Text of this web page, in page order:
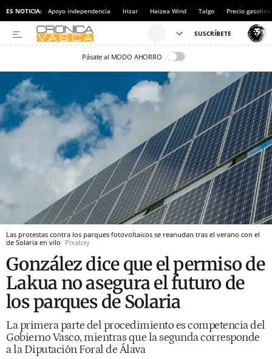
ES NOTICIA: Apoyo independencia Irizar Haizea Wind Talgo Precio gasolina
Pásate al MODO AHORRO
Las protestas contra los parques fotovoltaicos se reanudan tras el verano con el
de Solaria en vilo Pixabay
González dice que el permiso de
Lakua no asegura el futuro de
los parques de Solaria
La primera parte del procedimiento es competencia del
Gobierno Vasco, mientras que la segunda corresponde
a la Diputación Foral de Álava